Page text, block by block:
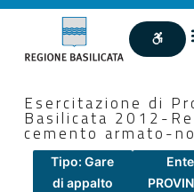
Esercitazione di
Basilicata 2012-
cemento armato-
Tipo: Gare
di appalto